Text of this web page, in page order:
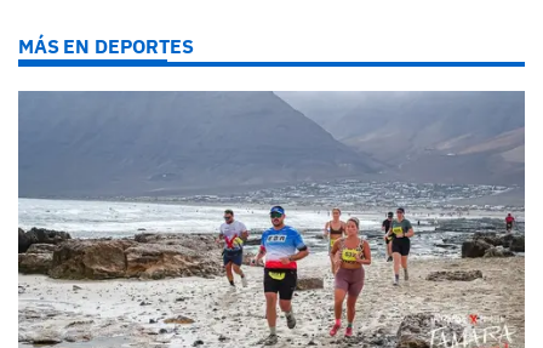
MÁS EN DEPORTES